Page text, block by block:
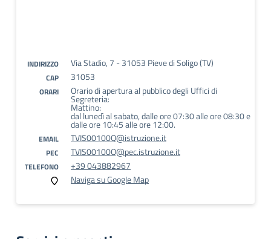
INDIRIZZO Via Stadio, 7 - 31053 Pieve di Soligo (TV)
CAP 31053
ORARI Orario di apertura al pubblico degli Uffici di
Segreteria:
Mattino:
dal lunedì al sabato, dalle ore 07:30 alle ore 08:30 e
dalle ore 10:45 alle ore 12:00.
EMAIL TVIS00100Q@istruzione.it
PEC TVIS00100Q@pec.istruzione.it
TELEFONO
+39 043882967
Naviga su Google Map